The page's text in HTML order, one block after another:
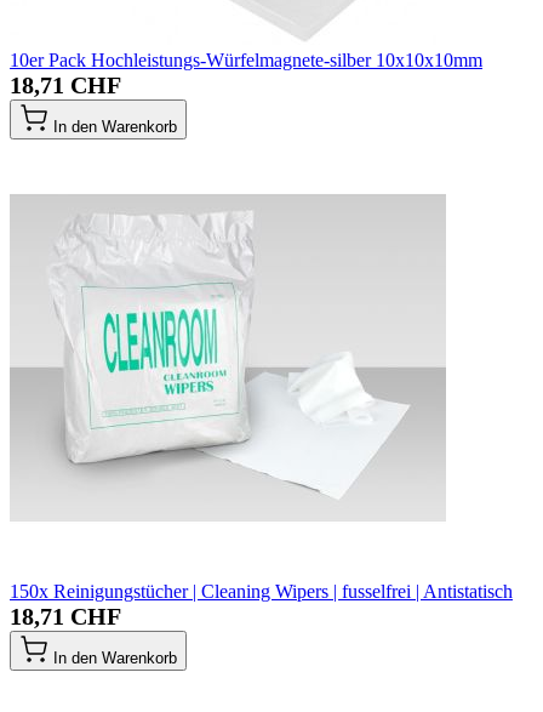
10er Pack Hochleistungs-Würfelmagnete-silber 10x10x10mm
18,71 CHF
In den Warenkorb
150x Reinigungstücher | Cleaning Wipers | fusselfrei | Antistatisch
18,71 CHF
In den Warenkorb